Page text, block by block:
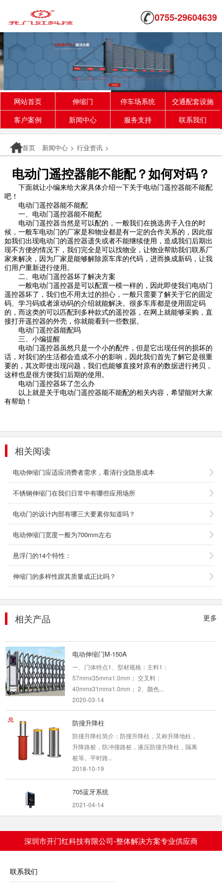
0755-29604639
网站首页 伸缩门 停车场系统
交通配套设施
客户案例
新闻中心 服务支持 联系我们
首页 新闻中心 > 行业资讯 >
电动门遥控器能不能配？如何对码？
下面就让小编来给大家具体介绍一下关于电动门遥控器能不能配
吧！
电动门遥控器能不能配
一、 电动门遥控器能不能配
电动门遥控器当然是可以配的，一般我们在挑选房子入住的时
候，一般车电动门 的厂家是和物业都是有一定的合作关系的，因此假
如我们出现电动门 的遥控器遗失或者不能继续使用，造成我们后期出
现不方便的情况下，我们完全是可以找物业，让物业帮助我们联系厂
家来解决，因为厂家是能够解除原车库的代码，进而换成新码，让我
们用户重新进行使用。
二、 电动门遥控器坏了解决方案
一般电动门遥控器是可以配置一模一样的，因此即使我们 电动门
遥控器坏了，我们也不用太过的担心，一般只需要了解关于它的固定
码、学习码或者滚动码的介绍就能解决。很多车库都是使用固定码
的，而这类的可以匹配到多种款式的遥控器，在网上就能够采购，直
接打开遥控器的外壳，你就能看到一些数据。
电动门遥控器能配吗
三、小编提醒
电动门遥控器虽然只是一个小的配件，但是它出现任何的损坏的
话，对我们的生活都会造成不小的影响，因此我们首先了解它是很重
要的，其次即使出现问题，我们也能够直接对原有的数据进行拷贝，
这样也是很方便我们后期的使用。
电动门遥控器坏了怎么办
以上就是关于电动门遥控器能不能配的相关内容，希望能对大家
有帮助！
相关阅读
电动伸缩门应适应消费者需求，看清行业隐形成本
不锈钢伸缩门在我们日常中有哪些应用场所
电动门的设计内部有哪三大要素你知道吗？
电动伸缩门宽度一般为700mm左右
悬浮门的14个特性：
伸缩门的多样性跟其质量成正比吗？
更多
相关产品
豪华铝艺庭院门022
庭院门就是庭院大门，通常为室外门，庭院门使
得庭院更显完美，给人一种田园家居的感受;同时
门禁三辊闸 S-105
度：1.5mm ◇箱体厚度：1.2mm ◇箱体尺寸：
电动伸缩门M-150A
一、门体特点1、型材规格：主料1：
57mmx35mmx1.0mm； 交叉料：
40mmx31mmx1.0mm； 2、颜色...
2020-03-14
防撞升降柱
防撞升降柱简介：防撞升降柱，又称升降地柱，
升降路桩，防冲撞路桩，液压防撞升降柱，隔离
桩等。平时路...
2018-10-19
705蓝牙系统
2021-04-14
新能源电动汽车充电桩
行国家充电接...
深圳市开门红科技有限公司-整体解决方案专业供应商
联系我们